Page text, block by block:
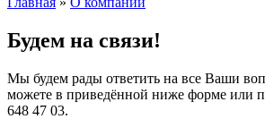
Будем на связи!
Мы будем рады ответить на все Ваши
можете в приведённой ниже форме или
648 47 03.